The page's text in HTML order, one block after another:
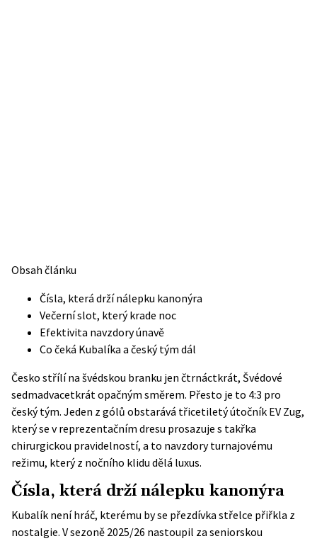
Obsah článku
Čísla, která drží nálepku kanonýra
Večerní slot, který krade noc
Efektivita navzdory únavě
Co čeká Kubalíka a český tým dál
Česko střílí na švédskou branku jen čtrnáctkrát, Švédové
sedmadvacetkrát opačným směrem. Přesto je to 4:3 pro
český tým. Jeden z gólů obstarává třicetiletý útočník EV Zug,
který se v reprezentačním dresu prosazuje s takřka
chirurgickou pravidelností, a to navzdory turnajovému
režimu, který z nočního klidu dělá luxus.
Čísla, která drží nálepku kanonýra
Kubalík není hráč, kterému by se přezdívka střelce přiřkla z
nostalgie. V sezoně 2025/26 nastoupil za seniorskou